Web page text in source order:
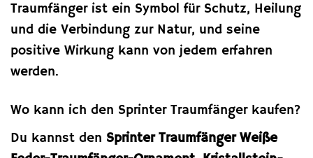
Traumfänger ist ein Symbol für Schutz, Heilung
und die Verbindung zur Natur, und seine
positive Wirkung kann von jedem erfahren
werden.
Wo kann ich den Sprinter Traumfänger kaufen?
Du kannst den Sprinter Traumfänger Weiße